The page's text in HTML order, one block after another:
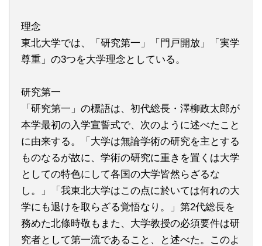
理念
東北大学では、「研究第一」「門戸開放」「実学
尊重」の3つを大学理念としている。
研究第一
「研究第一」の標語は、初代総長・澤柳政太郎が
本学最初の入学宣誓式で、次のように述べたこと
に由来する。「大学は無論学術の研究を主とする
ものなるが故に、学術の研究に重きを置くは大学
としての特色にして各国の大学皆然らざるな
し。」「我東北大学はこの点に於いては何れの大
学にも退けを取らざる覚悟なり。」第2代総長を
務めた北條時敬もまた、大学教授の必須要件は研
究者として第一流であること、と述べた。このよ